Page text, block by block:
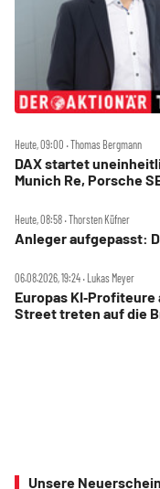
Heute, 09:00 ‧ Thomas Bergmann
DAX startet
Munich Re, Porsche
Heute, 08:58 ‧ Thorsten Küfner
Anleger aufgepasst:
06.08.2026, 19:24 ‧ Lukas Meyer
Europas KI‑Profiteure
Street treten auf die
Unsere